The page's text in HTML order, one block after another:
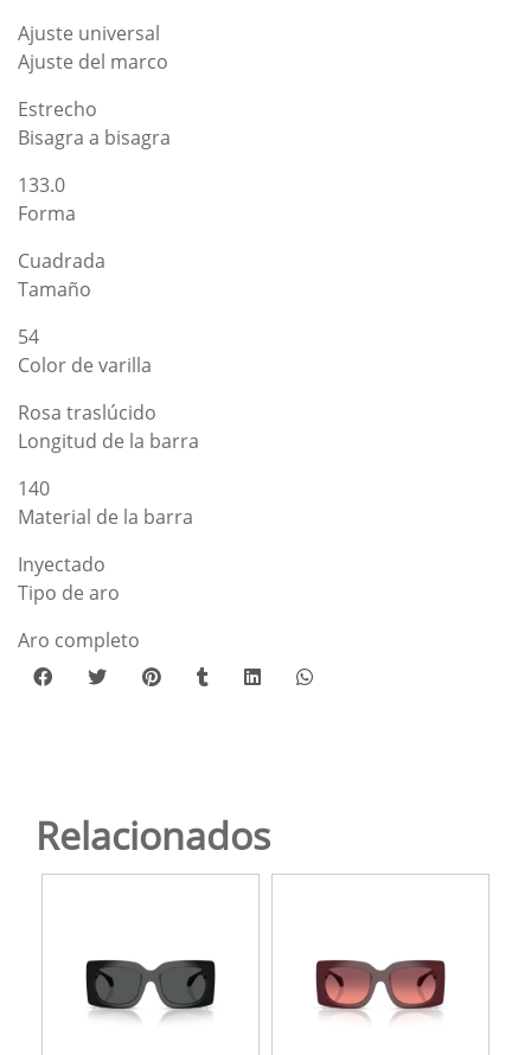
Ajuste universal
Ajuste del marco
Estrecho
Bisagra a bisagra
133.0
Forma
Cuadrada
Tamaño
54
Color de varilla
Rosa traslúcido
Longitud de la barra
140
Material de la barra
Inyectado
Tipo de aro
Aro completo
Relacionados